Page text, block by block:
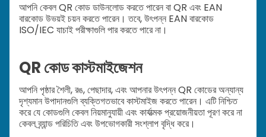
আপনি কেবল QR কোড ডাউনলোড করতে পারেন বা QR এবং EAN
বারকোড উভয়ই চয়ন করতে পারেন। তবে, উৎপন্ন EAN বারকোড
ISO/IEC যাচাই পরীক্ষাগুলি পার করতে পারে না।
QR কোড কাস্টমাইজেশন
আপনি পৃষ্ঠার শৈলী, রঙ, পেছাদার, এবং আপনার উৎপন্ন QR কোডের অন্যান্য
দৃশ্যমান উপাদানগুলি ব্যক্তিগতভাবে কাস্টমাইজ করতে পারেন। এটি নিশ্চিত
করে যে কোডগুলি কেবল নিয়মানুযায়ী এবং কার্যাত্মক প্রয়োজনীয়তা পূরণ করে না
কেবল ব্র্যান্ড পরিচিতি এবং উপভোগকারী সংশ্লাপ বৃদ্ধি করে।